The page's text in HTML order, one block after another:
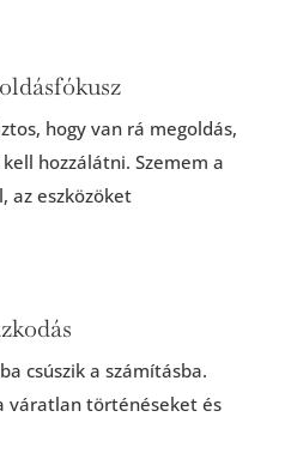
hogy van rá megoldás,
hozzálátni. Szemem a
az eszközöket
csúszik a számításba.
váratlan történéseket és